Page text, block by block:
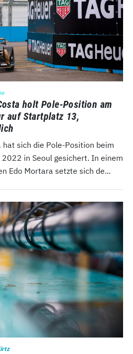
holt Pole-Position am
auf Startplatz 13,
hat sich die Pole-Position beim
in Seoul gesichert. In einem
Edo Mortara setzte sich de...